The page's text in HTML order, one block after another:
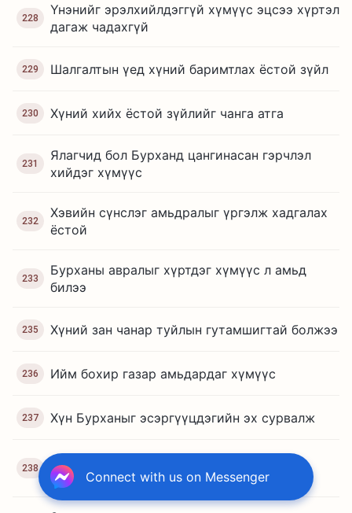
228
Үнэнийг эрэлхийлдэггүй хүмүүс эцсээ хүртэл
дагаж чадахгүй
229 Шалгалтын үед хүний баримтлах ёстой зүйл
230 Хүний хийх ёстой зүйлийг чанга атга
231
Ялагчид бол Бурханд цангинасан гэрчлэл
хийдэг хүмүүс
232
Хэвийн сүнслэг амьдралыг үргэлж хадгалах
ёстой
233
Бурханы авралыг хүртдэг хүмүүс л амьд
билээ
235 Хүний зан чанар туйлын гутамшигтай болжээ
236 Ийм бохир газар амьдардаг хүмүүс
237 Хүн Бурханыг эсэргүүцдэгийн эх сурвалж
238
Өөрийг нь үнэхээр хүсэн эрмэлздэг
хүмүүсийг Бурхан орхихгүй
Connect with us on Messenger